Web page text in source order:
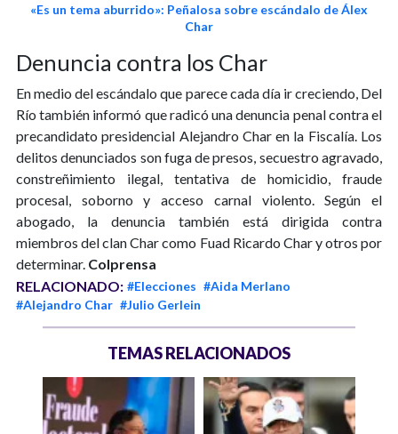
«Es un tema aburrido»: Peñalosa sobre escándalo de Álex
Char
Denuncia contra los Char
En medio del escándalo que parece cada día ir creciendo, Del
Río también informó que radicó una denuncia penal contra el
precandidato presidencial Alejandro Char en la Fiscalía. Los
delitos denunciados son fuga de presos, secuestro agravado,
constreñimiento ilegal, tentativa de homicidio, fraude
procesal, soborno y acceso carnal violento. Según el
abogado, la denuncia también está dirigida contra
miembros del clan Char como Fuad Ricardo Char y otros por
determinar. Colprensa
RELACIONADO: #Elecciones #Aida Merlano
#Alejandro Char #Julio Gerlein
TEMAS RELACIONADOS